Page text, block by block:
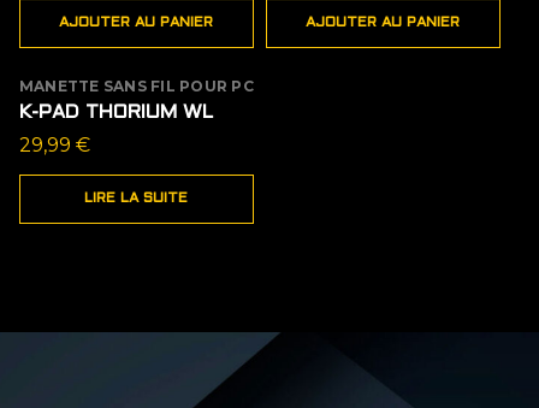
AJOUTER AU PANIER AJOUTER AU PANIER
ÉPUISÉ
MANETTE SANS FIL POUR PC
K-PAD THORIUM WL
29,99 €
LIRE LA SUITE